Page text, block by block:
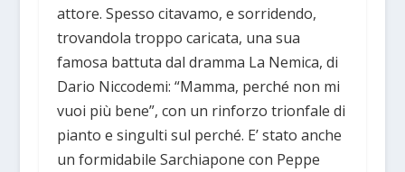
attore. Spesso citavamo, e sorridendo,
trovandola troppo caricata, una sua
famosa battuta dal dramma La Nemica, di
Dario Niccodemi: “Mamma, perché non mi
vuoi più bene”, con un rinforzo trionfale di
pianto e singulti sul perché. E’ stato anche
un formidabile Sarchiapone con Peppe